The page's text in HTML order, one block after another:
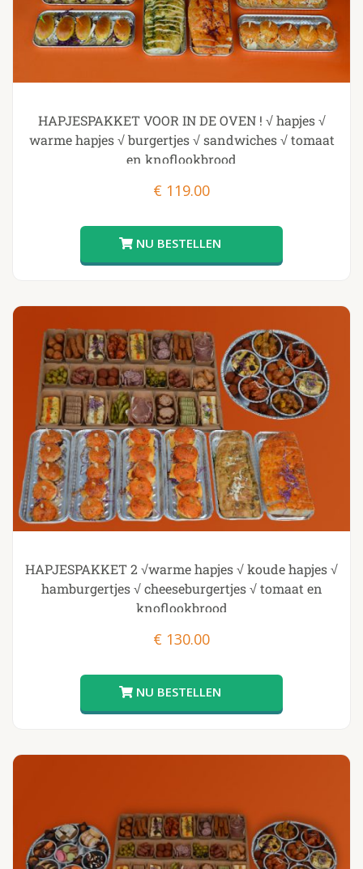
HAPJESPAKKET VOOR IN DE OVEN ! √ hapjes √
warme hapjes √ burgertjes √ sandwiches √ tomaat
en knoflookbrood
€ 119.00
HAPJESPAKKET 2 √warme hapjes √ koude hapjes √
hamburgertjes √ cheeseburgertjes √ tomaat en
knoflookbrood
€ 130.00